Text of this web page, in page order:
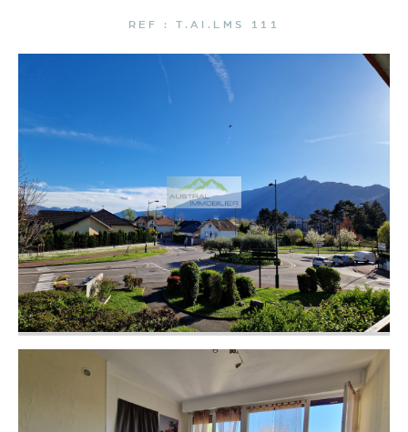
REF : T.AI.LMS 111